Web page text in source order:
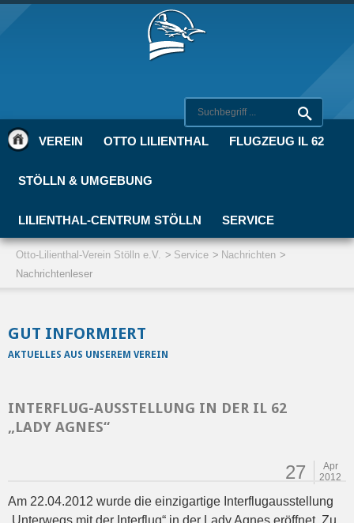
VEREIN OTTO LILIENTHAL FLUGZEUG IL 62
STÖLLN & UMGEBUNG
LILIENTHAL-CENTRUM STÖLLN SERVICE
Otto-Lilienthal-Verein Stölln e.V. Service
Nachrichten
Nachrichtenleser
GUT INFORMIERT
AKTUELLES AUS UNSEREM VEREIN
INTERFLUG-AUSSTELLUNG IN DER IL 62
„LADY AGNES“
27
Apr
2012
Am 22.04.2012 wurde die einzigartige Interflugausstellung